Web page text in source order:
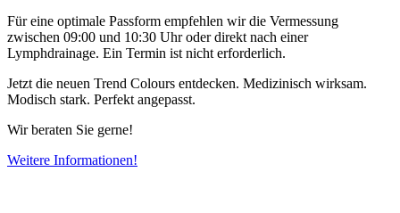
Für eine optimale Passform empfehlen wir die Vermessung
zwischen 09:00 und 10:30 Uhr oder direkt nach einer
Lymphdrainage. Ein Termin ist nicht erforderlich.
Jetzt die neuen Trend Colours entdecken. Medizinisch wirksam.
Modisch stark. Perfekt angepasst.
Wir beraten Sie gerne!
Weitere Informationen!